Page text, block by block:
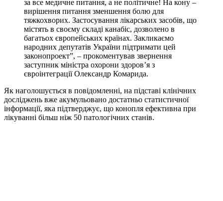
за все медичне питання, а не політичне! На кону –
вирішення питання зменшення болю для
тяжкохворих. Застосування лікарських засобів, що
містять в своєму складі канабіс, дозволено в
багатьох європейських країнах. Закликаємо
народних депутатів України підтримати цей
законопроект”, – прокоментував звернення
заступник міністра охорони здоров’я з
євроінтеграції Олександр Комарида.
Як наголошується в повідомленні, на підставі клінічних
досліджень вже акумульовано достатньо статистичної
інформації, яка підтверджує, що конопля ефективна при
лікуванні більш ніж 50 патологічних станів.